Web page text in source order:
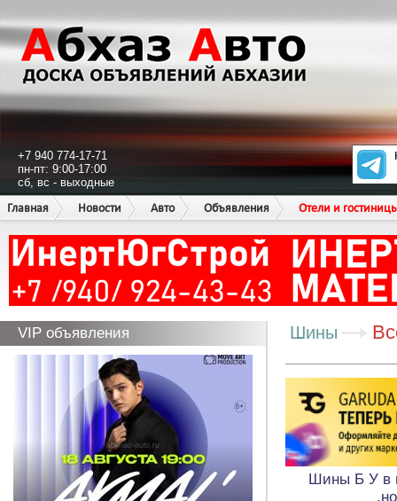
+7 940 774-17-71
пн-пт: 9:00-17:00
сб, вс - выходные
Главная
Новости Авто Объявления Отели и
VIP объявления Шины
Шины Б У в